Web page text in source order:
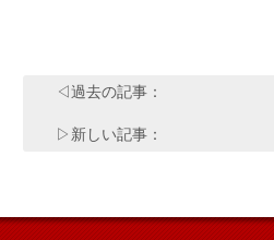
◁過去の記事：
▷新しい記事：